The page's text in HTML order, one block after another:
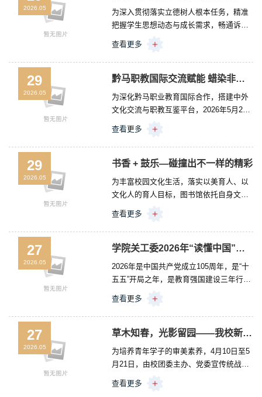
2026.05
为深入贯彻落实立德树人根本任务，精准
把握学生思想动态与成长需求，畅通诉求
月26日下午，我校在润心辅导员工作室组
织召开“一站式”新青年学生社区“院长面对
面”学生代表座谈会。学校党委副书记、院
工作部、团委、教务处、招生就业处、基
础教学部、后勤处等部门负责人以及物
业、食堂的商家代表，各系部的50名学生
查看更多
29
2026.05
黔马职教国际交流赋能 蜡染非遗绽放光彩
为深化黔马职业教育国际合作，搭建中外
文化交流与职教互鉴平台，2026年5月27
工与社区学院教育局代表团一行莅临我校
忠诚工匠文化研究院参与黔马职业教育国
际合作系列活动之蜡染文化体验活动。本
学生社团“匠心传习社”全程自主策划、落地
执行，依托忠诚工匠文化研究院的特色项
目《欣舟染志·古韵新载——当今社会下蜡
查看更多
29
2026.05
书香 + 鼓乐—碰撞出不一样的精彩
为丰富校园文化生活，落实以美育人、以
文化人的育人目标，图书馆依托自身文化
动，让读者沉浸式感受“可听、可感、可参
与”的图书馆文化氛围，着力培养学生艺术
审美、节奏感知与团队协作能力，进一步
2026年5月14日下午，图书馆开展了“书香
律动 鼓悦心灵”非洲鼓体验活动，活动取得
圆满成功。活动伊始，读书协会文艺部的5
查看更多
27
2026.05
学院关工委2026年“读懂中国”活动圆满结束
2026年是中国共产党成立105周年，是“十
五五”开局之年，是教育强国建设三年行动
利90周年。为教育引导广大青年学生继承
和弘扬伟大长征精神，走好新时代长征
路，根据贵州省教育厅关心下一代委员会
2026年4月8日至5月22日组织开展了2026
年“读懂中国”活动。获奖学生合影活动开展
期间，各系二级关工委推荐了48份作品参
查看更多
27
2026.05
草木知春，光影留园——我校新闻中心成功举办春日主题摄影比赛
为培养青年学子的审美素养，4月10日至5
月21日，由校团委主办、党委宣传统战部
彩校园”社团文化活动月“草木知春，光影留
查看更多